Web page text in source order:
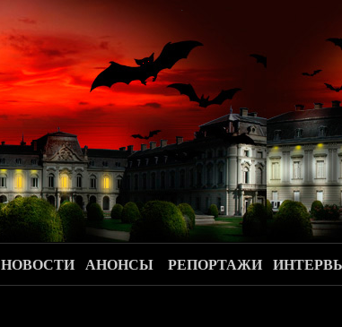
.
НОВОСТИ АНОНСЫ РЕПОРТАЖИ